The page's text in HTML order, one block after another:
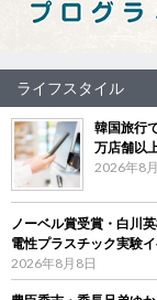
ライフスタイル
韓国旅行
万店舗以
2026年8
ノーベル賞受賞・白川
電性プラスチック実験
2026年8月8日